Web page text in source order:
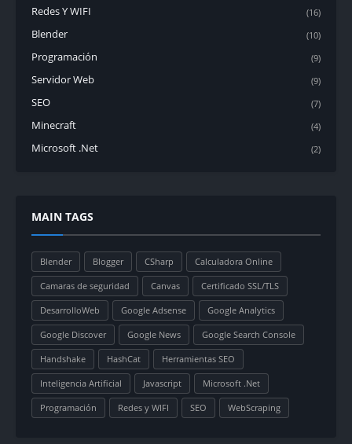
Redes Y WIFI (16)
Blender (10)
Programación (9)
Servidor Web (9)
SEO (7)
Minecraft (4)
Microsoft .Net (2)
MAIN TAGS
Blender Blogger CSharp Calculadora Online
Camaras de seguridad Canvas Certificado SSL/TLS
DesarrolloWeb Google Adsense Google Analytics
Google Discover Google News Google Search Console
Handshake HashCat Herramientas SEO
Inteligencia Artificial Javascript Microsoft .Net
Programación Redes y WIFI SEO WebScraping